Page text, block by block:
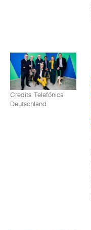
Credits: Telefónica
Deutschland